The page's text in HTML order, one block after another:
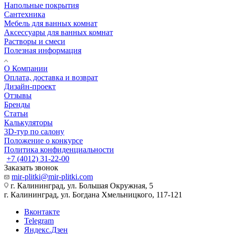
Напольные покрытия
Сантехника
Мебель для ванных комнат
Аксессуары для ванных комнат
Растворы и смеси
Полезная информация
О Компании
Оплата, доставка и возврат
Дизайн-проект
Отзывы
Бренды
Статьи
Калькуляторы
3D-тур по салону
Положение о конкурсе
Политика конфиденциальности
+7 (4012) 31-22-00
Заказать звонок
mir-plitki@mir-plitki.com
г. Калининград, ул. Большая Окружная, 5
г. Калининград, ул. Богдана Хмельницкого, 117-121
Вконтакте
Telegram
Яндекс.Дзен